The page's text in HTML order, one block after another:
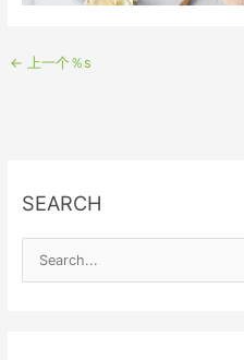
← 上一个％s
SEARCH